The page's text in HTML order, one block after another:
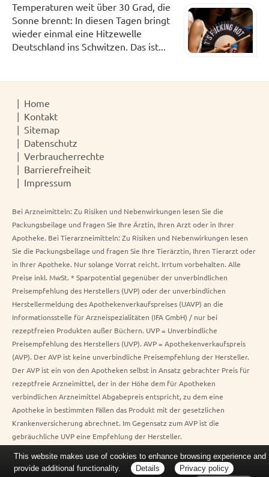
Temperaturen weit über 30 Grad, die
Sonne brennt: In diesen Tagen bringt
wieder einmal eine Hitzewelle
Deutschland ins Schwitzen. Das ist...
Home
Kontakt
Sitemap
Datenschutz
Verbraucherrechte
Barrierefreiheit
Impressum
Bei Arzneimitteln: Zu Risiken und Nebenwirkungen lesen Sie die
Packungsbeilage und fragen Sie Ihre Ärztin, Ihren Arzt oder in Ihrer
Apotheke. Bei Tierarzneimitteln: Zu Risiken und Nebenwirkungen lesen
Sie die Packungsbeilage und fragen Sie Ihre Tierärztin, Ihren Tierarzt oder
in Ihrer Apotheke. Nur solange Vorrat reicht. Irrtum vorbehalten. Alle
Preise inkl. MwSt. * Sparpotential gegenüber der unverbindlichen
Preisempfehlung des Herstellers (UVP) oder der unverbindlichen
Herstellermeldung des Apothekenverkaufspreises (UAVP) an die
Informationsstelle für Arzneispezialitäten (IFA GmbH) / nur bei
rezeptfreien Produkten außer Büchern. UVP = Unverbindliche
Preisempfehlung des Herstellers (UVP). AVP = Apothekenverkaufspreis
(AVP). Der AVP ist keine unverbindliche Preisempfehlung der Hersteller.
Der AVP ist ein von den Apotheken selbst in Ansatz gebrachter Preis für
rezeptfreie Arzneimittel, der in der Höhe dem für Apotheken
verbindlichen Arzneimittel Abgabepreis entspricht, zu dem eine
Apotheke in bestimmten Fällen das Produkt mit der gesetzlichen
Krankenversicherung abrechnet. Im Gegensatz zum AVP ist die
gebräuchliche UVP eine Empfehlung der Hersteller.
This website makes use of cookies to enhance browsing experience and
provide additional functionality.
Details Privacy policy